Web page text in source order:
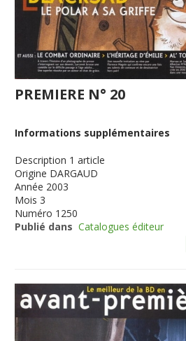
PREMIERE N° 20
Informations supplémentaires
Description 1 article
Origine DARGAUD
Année 2003
Mois 3
Numéro 1250
Publié dans Catalogues éditeur